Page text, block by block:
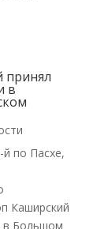
принял
в
й по Пасхе,
Каширский
в Большом